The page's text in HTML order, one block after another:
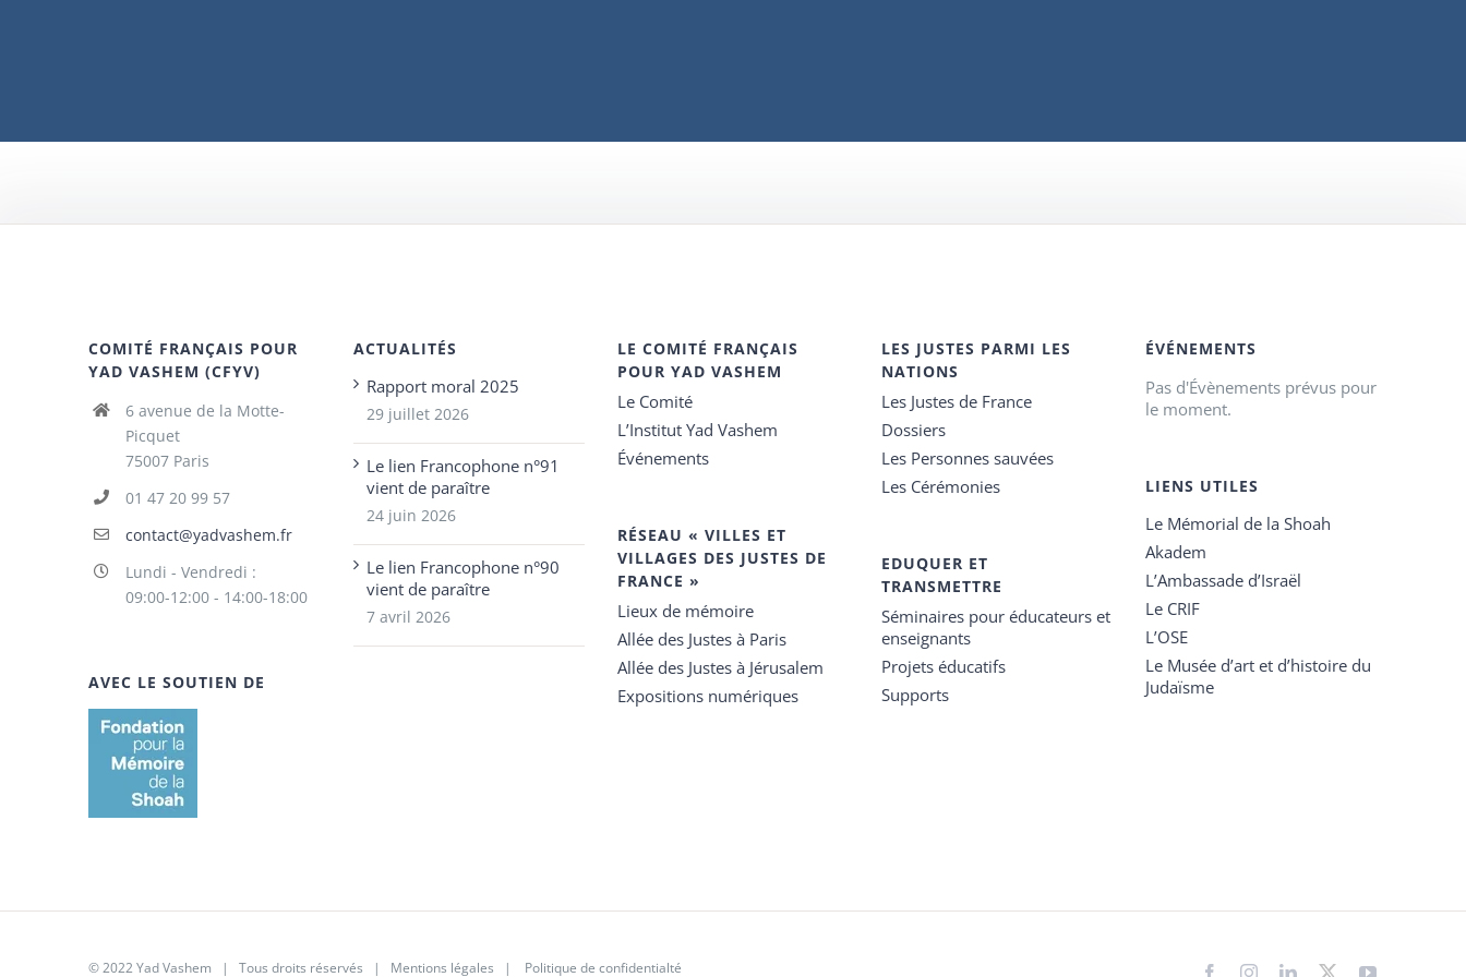
COMITÉ FRANÇAIS POUR
YAD VASHEM (CFYV)
6 avenue de la Motte-
Picquet
75007 Paris
01 47 20 99 57
contact@yadvashem.fr
Lundi - Vendredi :
09:00-12:00 - 14:00-18:00
AVEC LE SOUTIEN DE
ACTUALITÉS
Rapport moral 2025
29 juillet 2026
Le lien Francophone n°91
vient de paraître
24 juin 2026
Le lien Francophone n°90
vient de paraître
7 avril 2026
LE COMITÉ FRANÇAIS
POUR YAD VASHEM
Le Comité
L’Institut Yad Vashem
Événements
RÉSEAU « VILLES ET
VILLAGES DES JUSTES DE
FRANCE »
Lieux de mémoire
Allée des Justes à Paris
Allée des Justes à Jérusalem
Expositions numériques
LES JUSTES PARMI LES
NATIONS
Les Justes de France
Dossiers
Les Personnes sauvées
Les Cérémonies
EDUQUER ET
TRANSMETTRE
Séminaires pour éducateurs et
enseignants
Projets éducatifs
Supports
ÉVÉNEMENTS
Pas d'Évènements prévus pour
le moment.
LIENS UTILES
Le Mémorial de la Shoah
Akadem
L’Ambassade d’Israël
Le CRIF
L’OSE
Le Musée d’art et d’histoire du
Judaïsme
© 2022 Yad Vashem | Tous droits réservés | Mentions légales | Politique de confidentialté FacebookInstagramLinkedIn
X YouTube